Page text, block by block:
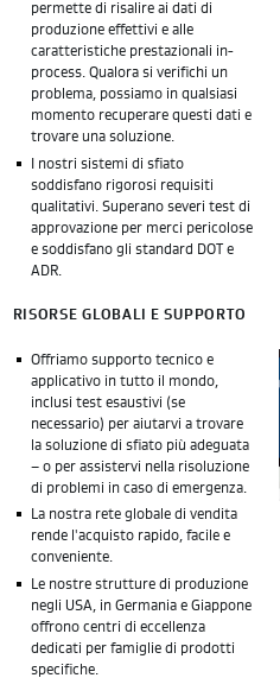
permette di risalire ai dati di
produzione effettivi e alle
caratteristiche prestazionali in-
process. Qualora si verifichi un
problema, possiamo in qualsiasi
momento recuperare questi dati e
trovare una soluzione.
I nostri sistemi di sfiato
soddisfano rigorosi requisiti
qualitativi. Superano severi test di
approvazione per merci pericolose
e soddisfano gli standard DOT e
ADR.
RISORSE GLOBALI E SUPPORTO
Offriamo supporto tecnico e
applicativo in tutto il mondo,
inclusi test esaustivi (se
necessario) per aiutarvi a trovare
la soluzione di sfiato più adeguata
– o per assistervi nella risoluzione
di problemi in caso di emergenza.
La nostra rete globale di vendita
rende l'acquisto rapido, facile e
conveniente.
Le nostre strutture di produzione
negli USA, in Germania e Giappone
offrono centri di eccellenza
dedicati per famiglie di prodotti
specifiche.